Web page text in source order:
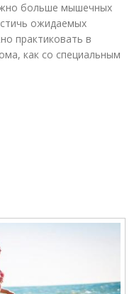
больше мышечных
ожидаемых
практиковать в
как со специальным